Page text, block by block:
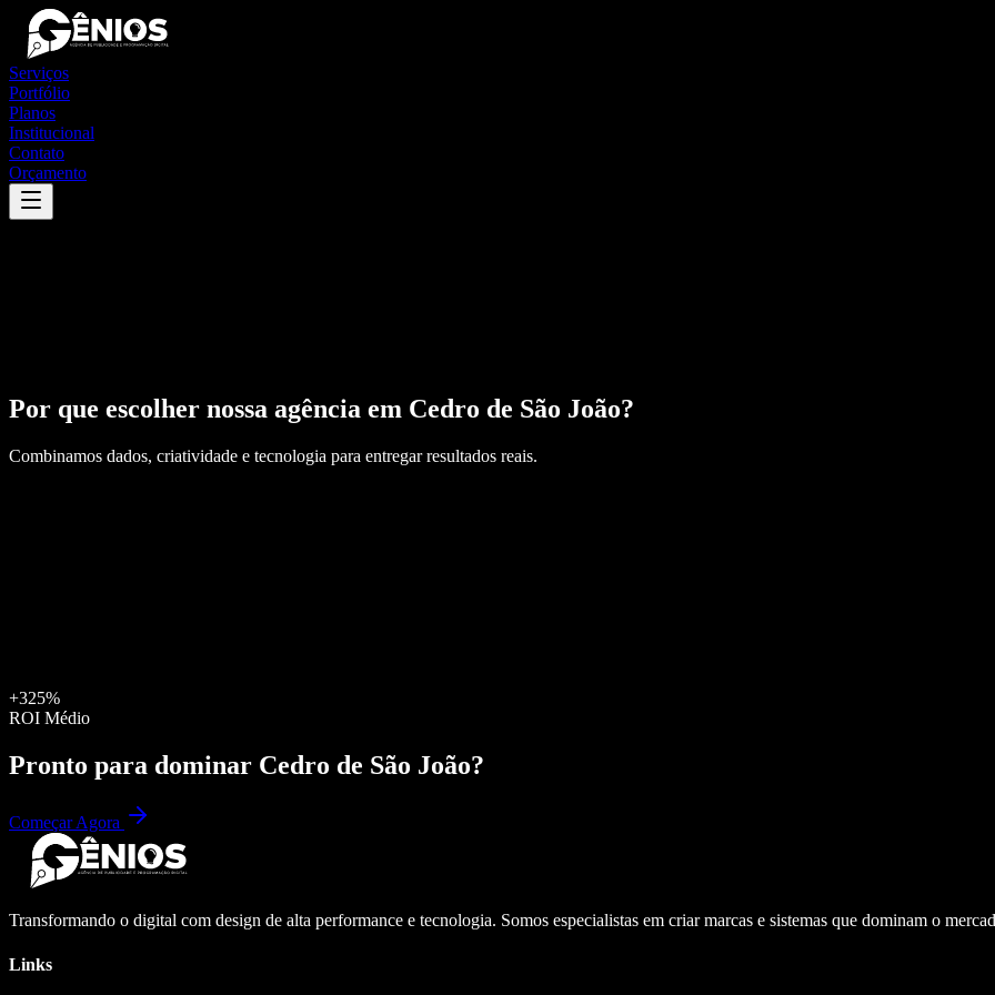
Serviços
Portfólio
Planos
Institucional
Contato
Orçamento
Por que escolher nossa agência em Cedro de São João?
Combinamos dados, criatividade e tecnologia para entregar resultados reais.
+325%
ROI Médio
Pronto para dominar Cedro de São João?
Começar Agora
Transformando o digital com design de alta performance e tecnologia. Somos especialistas em criar marcas e sistemas que dominam o
Links